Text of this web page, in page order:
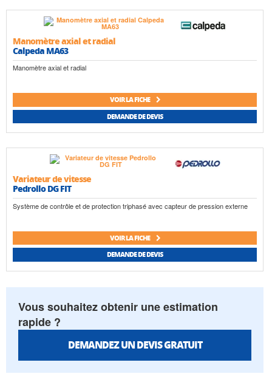
Manomètre axial et radial
Calpeda MA63
Manomètre axial et radial
VOIR LA FICHE
DEMANDE DE DEVIS
Variateur de vitesse
Pedrollo DG FIT
Système de contrôle et de protection triphasé avec capteur de pression externe
VOIR LA FICHE
DEMANDE DE DEVIS
Vous souhaitez obtenir une estimation
rapide ?
DEMANDEZ UN DEVIS GRATUIT